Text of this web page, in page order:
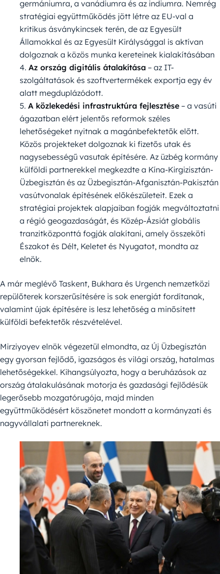
germániumra, a vanádiumra és az indiumra. Nemrég
stratégiai együttműködés jött létre az EU-val a
kritikus ásványkincsek terén, de az Egyesült
Államokkal és az Egyesült Királysággal is aktívan
dolgoznak a közös munka kereteinek kialakításában
4. Az ország digitális átalakítása – az IT-
szolgáltatások és szoftvertermékek exportja egy év
alatt megduplázódott.
5. A közlekedési infrastruktúra fejlesztése – a vasúti
ágazatban elért jelentős reformok széles
lehetőségeket nyitnak a magánbefektetők előtt.
Közös projekteket dolgoznak ki fizetős utak és
nagysebességű vasutak építésére. Az üzbég kormány
külföldi partnerekkel megkezdte a Kína-Kirgizisztán-
Üzbegisztán és az Üzbegisztán-Afganisztán-Pakisztán
vasútvonalak építésének előkészületeit. Ezek a
stratégiai projektek alapjaiban fogják megváltoztatni
a régió geogazdaságát, és Közép-Ázsiát globális
tranzitközponttá fogják alakítani, amely összeköti
Északot és Délt, Keletet és Nyugatot, mondta az
elnök.
A már meglévő Taskent, Bukhara és Urgench nemzetközi
repülőterek korszerűsítésére is sok energiát fordítanak,
valamint újak építésére is lesz lehetőség a minősített
külföldi befektetők részvételével.
Mirziyoyev elnök végezetül elmondta, az Új Üzbegisztán
egy gyorsan fejlődő, igazságos és világi ország, hatalmas
lehetőségekkel. Kihangsúlyozta, hogy a beruházások az
ország átalakulásának motorja és gazdasági fejlődésük
legerősebb mozgatórugója, majd minden
együttműködésért köszönetet mondott a kormányzati és
nagyvállalati partnereknek.